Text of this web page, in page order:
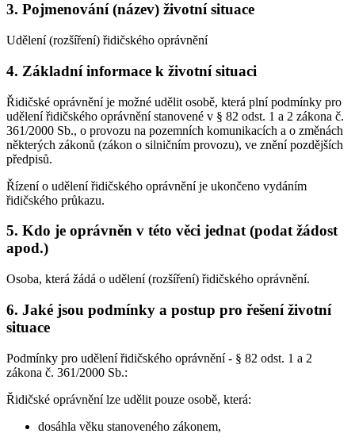
3. Pojmenování (název) životní situace
Udělení (rozšíření) řidičského oprávnění
4. Základní informace k životní situaci
Řidičské oprávnění je možné udělit osobě, která plní podmínky pro
udělení řidičského oprávnění stanovené v § 82 odst. 1 a 2 zákona č.
361/2000 Sb., o provozu na pozemních komunikacích a o změnách
některých zákonů (zákon o silničním provozu), ve znění pozdějších
předpisů.
Řízení o udělení řidičského oprávnění je ukončeno vydáním
řidičského průkazu.
5. Kdo je oprávněn v této věci jednat (podat žádost
apod.)
Osoba, která žádá o udělení (rozšíření) řidičského oprávnění.
6. Jaké jsou podmínky a postup pro řešení životní
situace
Podmínky pro udělení řidičského oprávnění - § 82 odst. 1 a 2
zákona č. 361/2000 Sb.:
Řidičské oprávnění lze udělit pouze osobě, která:
dosáhla věku stanoveného zákonem,